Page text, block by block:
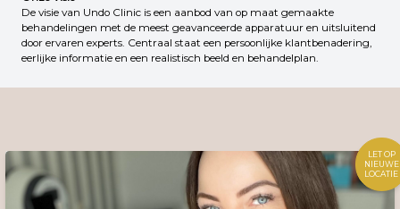
De visie van Undo Clinic is een aanbod van op maat gemaakte
behandelingen met de meest geavanceerde apparatuur en uitsluitend
door ervaren experts. Centraal staat een persoonlijke klantbenadering,
eerlijke informatie en een realistisch beeld en behandelplan.
LET OP
NIEUWE
LOCATIE